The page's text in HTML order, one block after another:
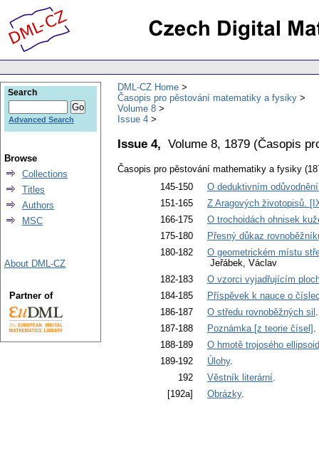
DML-CZ Home
Časopis pro pěstování matematiky a fysiky
Volume 8
Issue 4
Issue 4, Volume 8, 1879 (Časopis
Časopis pro pěstování mathematiky a fysiky
145-150
O deduktivním
151-165
Z Aragových životopisů.
166-175
O trochoidách ohnisek
175-180
Přesný důkaz
180-182
O geometrickém místu
Jeřábek, Václav
182-183
O vzorci vyjadřujícím
184-185
Příspěvek k nauce o
186-187
O středu rovnoběžných sil
187-188
Poznámka [z teorie čísel] .
188-189
O hmotě trojosého
189-192
Úlohy.
192
Věstník literární.
[192a]
Obrázky.
Search
Advanced Search
Browse
Collections
Titles
Authors
MSC
About DML-CZ
Partner of